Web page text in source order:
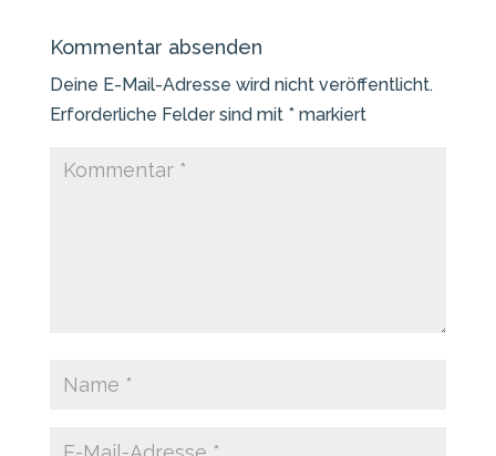
Kommentar absenden
Deine E-Mail-Adresse wird nicht veröffentlicht.
Erforderliche Felder sind mit *markiert